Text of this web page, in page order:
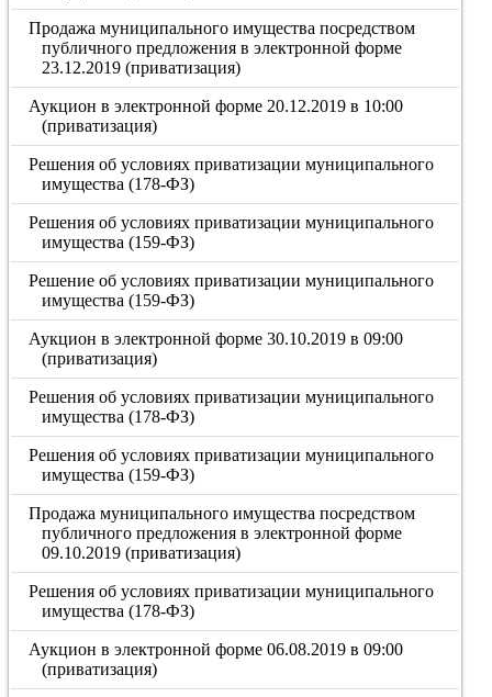
Продажа муниципального имущества посредством
публичного предложения в электронной форме
23.12.2019 (приватизация)
Аукцион в электронной форме 20.12.2019 в 10:00
(приватизация)
Решения об условиях приватизации муниципального
имущества (178-ФЗ)
Решения об условиях приватизации муниципального
имущества (159-ФЗ)
Решение об условиях приватизации муниципального
имущества (159-ФЗ)
Аукцион в электронной форме 30.10.2019 в 09:00
(приватизация)
Решения об условиях приватизации муниципального
имущества (178-ФЗ)
Решения об условиях приватизации муниципального
имущества (159-ФЗ)
Продажа муниципального имущества посредством
публичного предложения в электронной форме
09.10.2019 (приватизация)
Решения об условиях приватизации муниципального
имущества (178-ФЗ)
Аукцион в электронной форме 06.08.2019 в 09:00
(приватизация)